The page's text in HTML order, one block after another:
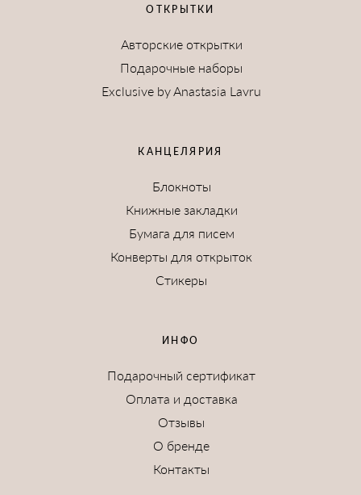
ОТКРЫТКИ
Авторские открытки
Подарочные наборы
Exclusive by Anastasia Lavru
КАНЦЕЛЯРИЯ
Блокноты
Книжные закладки
Бумага для писем
Конверты для открыток
Стикеры
ИНФО
Подарочный сертификат
Оплата и доставка
Отзывы
О бренде
Контакты